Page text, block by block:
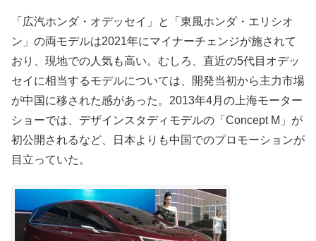
「広汽ホンダ・オデッセイ」と「東風ホンダ・エリシオ
ン」の両モデルは2021年にマイナーチェンジが施されて
おり、現地での人気も高い。むしろ、直近の5代目オデッ
セイに相当するモデルについては、開発当初から主力市場
が中国に移された感があった。2013年4月の上海モーター
ショーでは、デザインスタディモデルの「Concept M」が
初公開されるなど、日本よりも中国でのプロモーションが
目立っていた。